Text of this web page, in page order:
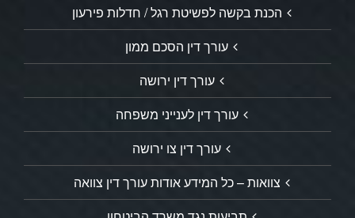
הכנת בקשה לפשיטת רגל / חדלות פירעון
עורך דין הסכם ממון
עורך דין ירושה
עורך דין לענייני משפחה
עורך דין צו ירושה
צוואות – כל המידע אודות עורך דין צוואה